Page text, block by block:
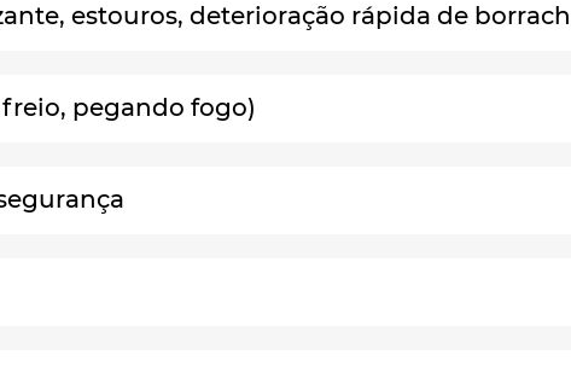
estouros, deterioração rápida de
pegando fogo)